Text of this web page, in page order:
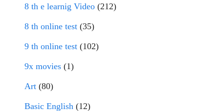
8 th e learnig Video (212)
8 th online test (35)
9 th online test (102)
9x movies (1)
Art (80)
Basic English (12)